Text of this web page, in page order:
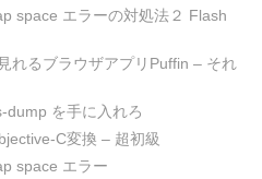
space エラーの対処法２ Flash
れるブラウザアプリPuffin – それ
dump を手に入れろ
C変換 – 超初級
space エラー